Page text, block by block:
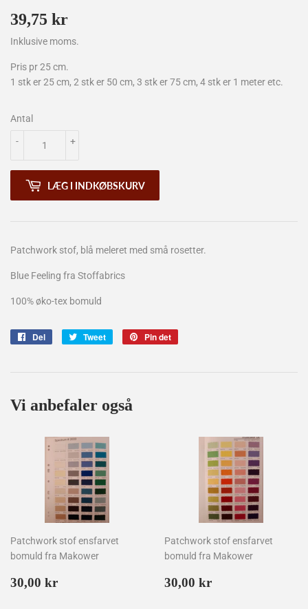
39,75 kr
kr
Inklusive moms.
Pris pr 25 cm.
1 stk er 25 cm, 2 stk er 50 cm, 3 stk er 75 cm, 4 stk er 1 meter etc.
Antal
+
-
LÆG I INDKØBSKURV
Patchwork stof, blå meleret med små rosetter.
Blue Feeling fra Stoffabrics
100% øko-tex bomuld
Del Tweet
Tweet
Pin det
Vi anbefaler også
Patchwork stof ensfarvet
bomuld fra Makower
Normalpris
30,00 kr
Patchwork stof ensfarvet
bomuld fra Makower
Normalpris
30,00 kr